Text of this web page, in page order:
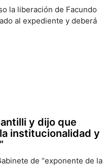
la liberación de Facundo
al expediente y deberá
y dijo que
institucionalidad y
de “exponente de la